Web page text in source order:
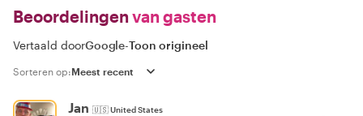
Beoordelingen van gasten
Vertaald doorGoogle-Toon origineel
Sorteren op:
Jan 🇺🇸United States